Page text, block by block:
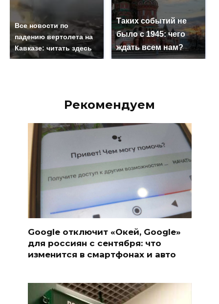
Все новости по
падению вертолета на
Кавказе: читать здесь
Таких событий не
было с 1945: чего
ждать всем нам?
Рекомендуем
Google отключит «Окей, Google»
для россиян с сентября: что
изменится в смартфонах и авто